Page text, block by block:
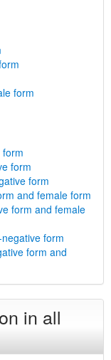
form
form
form
and female form
form and female
form
form and
in all